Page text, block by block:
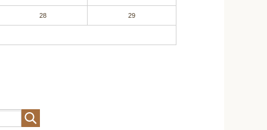
28 29